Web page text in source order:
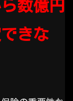
数億円
きな